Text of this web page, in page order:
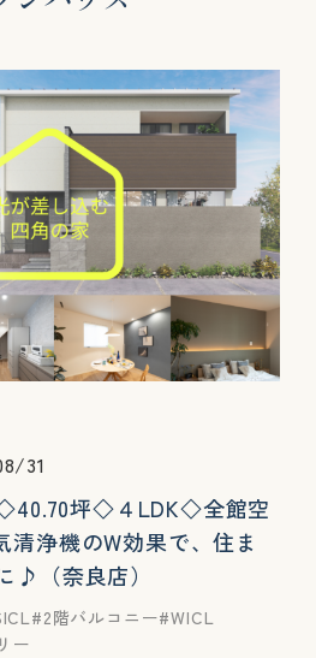
31
◇40.70坪◇４LDK◇全館空
浄機のW効果で、住ま
♪（奈良店）
2階バルコニー WICL
ー